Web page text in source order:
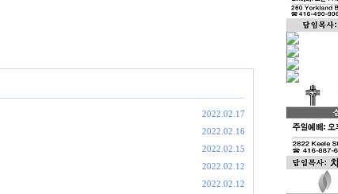
2022.02.17
2022.02.16
2022.02.15
2022.02.12
2022.02.12